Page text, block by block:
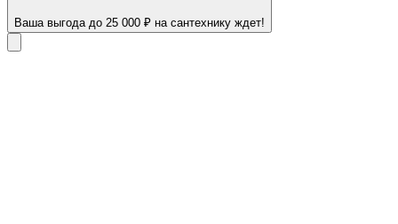
Ваша выгода до 25 000 ₽ на сантехнику ждет!